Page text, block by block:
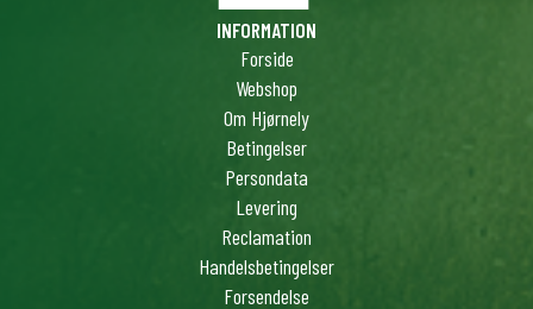
INFORMATION
Forside
Webshop
Om Hjørnely
Betingelser
Persondata
Levering
Reclamation
Handelsbetingelser
Forsendelse